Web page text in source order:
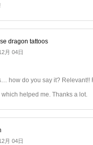
dragon tattoos
月 04日
how do you say it? Relevant!!
helped me. Thanks a lot.
月 04日